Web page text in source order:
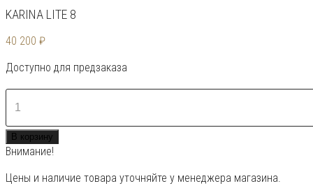
KARINA LITE 8
40 200 ₽
Доступно для предзаказа
Количество
товара
KARINA
Lite
8
В корзину
Внимание!
Цены и наличие товара уточняйте у менеджера магазина.